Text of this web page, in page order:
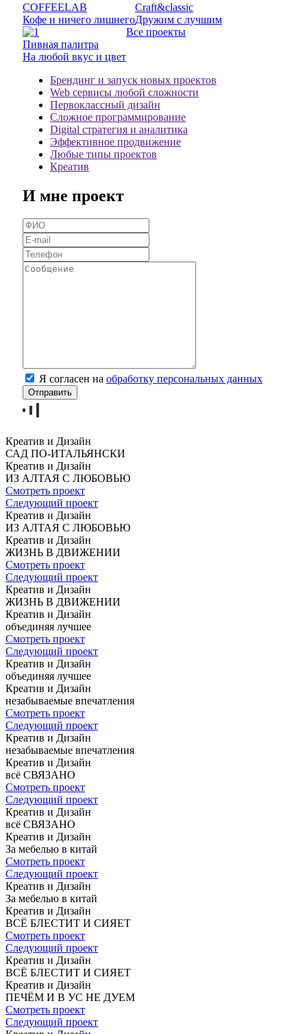
COFFEELAB
Кофе и ничего лишнего
Craft&classic
Дружим с лучшим
Пивная палитра
На любой вкус и цвет
Все проекты
Брендинг и запуск новых проектов
Web сервисы любой сложности
Первоклассный дизайн
Сложное программирование
Digital стратегия и аналитика
Эффективное продвижение
Любые типы проектов
Креатив
И мне проект
Я согласен на обработку персональных данных
Отправить
Креатив и Дизайн
САД ПО-ИТАЛЬЯНСКИ
Креатив и Дизайн
ИЗ АЛТАЯ С ЛЮБОВЬЮ
Смотреть проект
Следующий проект
Креатив и Дизайн
ИЗ АЛТАЯ С ЛЮБОВЬЮ
Креатив и Дизайн
ЖИЗНЬ В ДВИЖЕНИИ
Смотреть проект
Следующий проект
Креатив и Дизайн
ЖИЗНЬ В ДВИЖЕНИИ
Креатив и Дизайн
объединяя лучшее
Смотреть проект
Следующий проект
Креатив и Дизайн
объединяя лучшее
Креатив и Дизайн
незабываемые впечатления
Смотреть проект
Следующий проект
Креатив и Дизайн
незабываемые впечатления
Креатив и Дизайн
всё СВЯЗАНО
Смотреть проект
Следующий проект
Креатив и Дизайн
всё СВЯЗАНО
Креатив и Дизайн
За мебелью в китай
Смотреть проект
Следующий проект
Креатив и Дизайн
За мебелью в китай
Креатив и Дизайн
ВСЁ БЛЕСТИТ И СИЯЕТ
Смотреть проект
Следующий проект
Креатив и Дизайн
ВСЁ БЛЕСТИТ И СИЯЕТ
Креатив и Дизайн
ПЕЧЁМ И В УС НЕ ДУЕМ
Смотреть проект
Следующий проект